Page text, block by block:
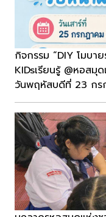
กิจกรรม “DIY โมบา
KIDsเรียนรู้ @หอส
วันพฤหัสบดีที่ 23 กร